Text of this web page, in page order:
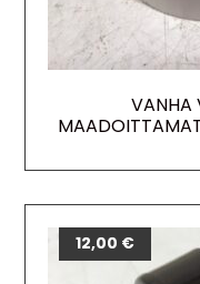
VANHA
12,00 €